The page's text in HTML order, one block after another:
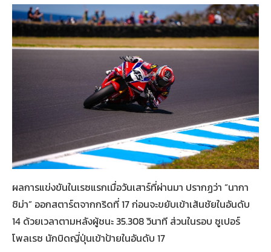
ผลการแข่งขันในเรซแรกเมื่อวันเสาร์ที่ผ่านมา ปรากฏว่า “นากา
ชิม่า” ออกสตาร์ตจากกริดที่ 17 ก่อนจะขยับเข้าเส้นชัยในอันดับ
14 ด้วยเวลาตามหลังผู้ชนะ 35.308 วินาที ส่วนในรอบ ซูเปอร์
โพลเรซ นักบิดญี่ปุ่นเข้าป้ายในอันดับ 17